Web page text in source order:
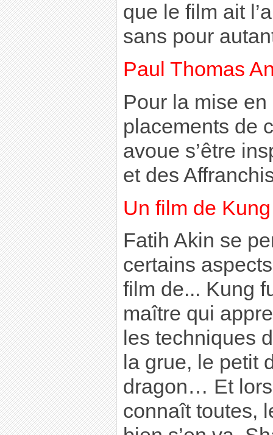
que le film ait
sans pour
Paul Thomas
Pour la mise
placements de
avoue s’être
et des
Un film de
Fatih Akin se
certains
film de... Kung
maître qui
les techniques
la grue, le petit
dragon… Et
connaît toutes,